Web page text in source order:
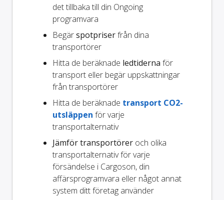
det tillbaka till din Ongoing
programvara
Begärspotpriserfrån dina
transportörer
Hitta de beräknade ledtiderna för
transport eller begär uppskattningar
från transportörer
Hitta de beräknade transport CO2-
utsläppen för varje
transportalternativ
Jämför transportörer och olika
transportalternativ för varje
försändelse i Cargoson, din
affärsprogramvara eller något annat
system ditt företag använder